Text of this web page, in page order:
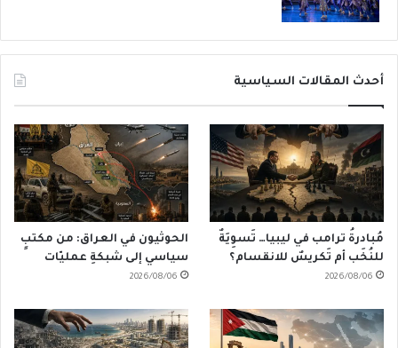
أحدث المقالات السياسية
مُبادرةُ ترامب في ليبيا… تَسوِيَةٌ
للنُخَب أم تَكريسٌ للانقسام؟
2026/08/06
الحوثيون في العراق: من مكتبٍ
سياسي إلى شبكةِ عمليّات
2026/08/06